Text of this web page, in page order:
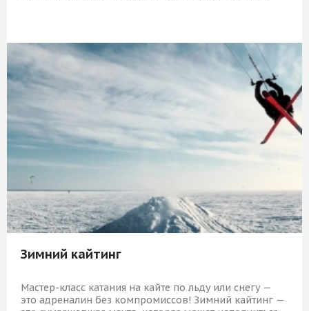
5 839 Р КУПИТЬ
Зимний кайтинг
Мастер-класс катания на кайте по льду или снегу —
это адреналин без компромиссов! Зимний кайтинг —